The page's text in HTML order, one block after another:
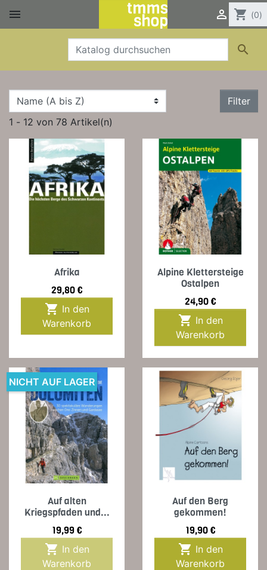
  shopping_cart (0)

Filter
1 - 12 von 78 Artikel(n)
Afrika
Preis
29,80 €

Warenkorb
Alpine Klettersteige
Ostalpen
Preis
24,90 €

Warenkorb
Auf alten
Kriegspfaden und...
Preis
19,99 €

Warenkorb
NICHT AUF LAGER
Auf den Berg
gekommen!
Preis
19,90 €

Warenkorb